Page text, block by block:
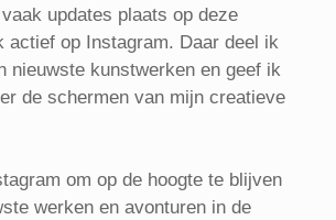
updates plaats op deze
actief op Instagram. Daar deel ik
nieuwste kunstwerken en geef ik
de schermen van mijn creatieve
om op de hoogte te blijven
werken en avonturen in de